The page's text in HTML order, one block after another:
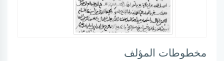
مخطوطات المؤلف